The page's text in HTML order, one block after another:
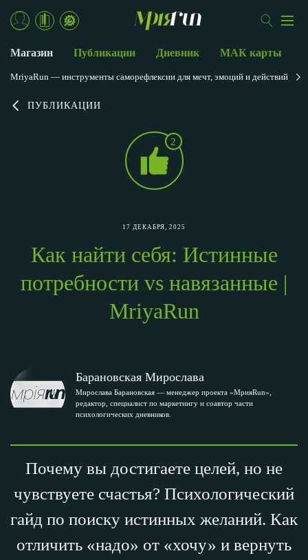
ПУБЛИКАЦИИ
2
17 ДЕКАБРЯ, 2025
Как найти себя: Истинные
потребности vs навязанные |
MriyaRun
Барановская Мирослава
Мирослава Барановская — менеджер проекта «МрияRun»,
редактор, специалист по маркетингу и соавтор части
психологических дневников.
Почему вы достигаете целей, но не
чувствуете счастья? Психологический
гайд по поиску истинных желаний. Как
отличить «надо» от «хочу» и вернуть
Магазин Публикации Дневник МАК карты
MriyaRun — инструменты саморефлексии для мечт, эмоций и действий